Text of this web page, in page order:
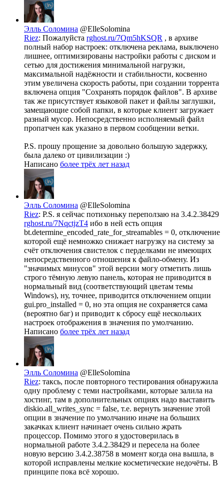
Элль Соломина @ElleSolomina
Riez: Пожалуйста rghost.ru/7Qm5hKSQR , в архиве
полный набор настроек: отключена реклама, выключено
лишнее, оптимизированы настройки работы с диском и
сетью для достижения минимальной нагрузки,
максимальной надёжности и стабильности, косвенно
этим увеличена скорость работы, при создании торрента
включена опция "Сохранять порядок файлов". В архиве
так же присутствует языковой пакет и файлы заглушки,
замещающие собой папки, в которые клиент загружает
разный мусор. Непосредственно исполняемый файл
пропатчен как указано в первом сообщении ветки.
P.S. прошу прощение за довольно большую задержку,
была далеко от цивилизации :)
Написано более трёх лет назад
Элль Соломина @ElleSolomina
Riez: P.S. я сейчас потихоньку переползаю на 3.4.2.38429
rghost.ru/7NqctjzT4 ибо в ней есть опция
bt.determine_encoded_rate_for_streamables = 0, отключение
которой ещё немножко снижает нагрузку на систему за
счёт отключения свистелок с перделками не имеющих
непосредственного отношения к файло-обмену. Из
"значимых минусов" этой версии могу отметить лишь
строго тёмную левую панель, которая не приводится в
нормальный вид (соответствующий цветам темы
Windows), ну, точнее, приводится отключением опции
gui.pro_installed = 0, но эта опция не сохраняется сама
(вероятно баг) и приводит к сбросу ещё нескольких
настроек отображения в значения по умолчанию.
Написано более трёх лет назад
Элль Соломина @ElleSolomina
Riez: таксь, после повторного тестирования обнаружила
одну проблему с теми настройками, которые залила на
хостинг, там в дополнительных опциях надо выставить
diskio.all_writes_sync = false, т.е. вернуть значение этой
опции в значение по умолчанию иначе на больших
закачках клиент начинает очень сильно жрать
процессор. Помимо этого я удостоверилась в
нормальной работе 3.4.2.38429 и пересела на более
новую версию 3.4.2.38758 в момент когда она вышла, в
которой исправлены мелкие косметические недочёты. В
принципе пока всё хорошо.